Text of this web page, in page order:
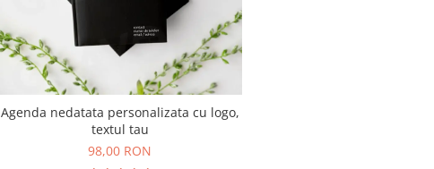
Agenda nedatata personalizata cu logo,
textul tau
98,00 RON